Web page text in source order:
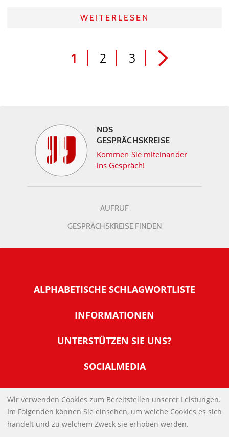
WEITERLESEN
1 2 3
NDS
GESPRÄCHSKREISE
Kommen Sie miteinander
ins Gespräch!
AUFRUF
GESPRÄCHSKREISE FINDEN
ALPHABETISCHE SCHLAGWORTLISTE
INFORMATIONEN
Warum NachDenkSeiten
Tipps zur Nutzung der NachDenkSeiten
Banner und E-Mail-Signaturen
Links
Kontakt
UNTERSTÜTZEN SIE UNS?
Werden Sie Fördermitglied
Spenden Sie Online
SOCIALMEDIA
IMPRESSUM
DATENSCHUTZERKLÄRUNG
Wir verwenden Cookies zum Bereitstellen unserer Leistungen.
Im Folgenden können Sie einsehen, um welche Cookies es sich
handelt und zu welchem Zweck sie erhoben werden.